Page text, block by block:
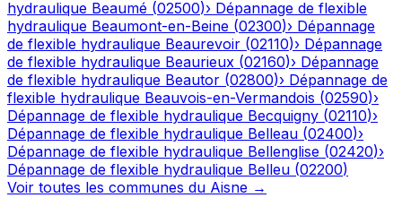
hydraulique Beaumé (02500)› Dépannage de flexible
hydraulique Beaumont-en-Beine (02300)› Dépannage
de flexible hydraulique Beaurevoir (02110)› Dépannage
de flexible hydraulique Beaurieux (02160)› Dépannage
de flexible hydraulique Beautor (02800)› Dépannage de
flexible hydraulique Beauvois-en-Vermandois (02590)›
Dépannage de flexible hydraulique Becquigny (02110)›
Dépannage de flexible hydraulique Belleau (02400)›
Dépannage de flexible hydraulique Bellenglise (02420)›
Dépannage de flexible hydraulique Belleu (02200)
Voir toutes les communes du Aisne →